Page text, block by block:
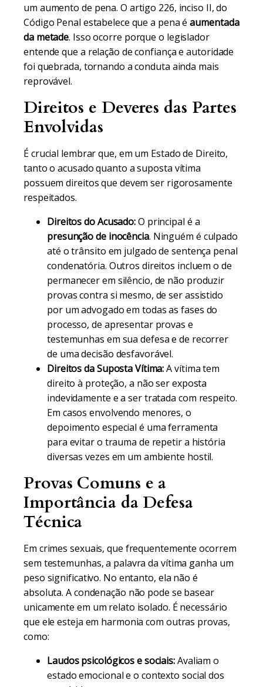
um aumento de pena. O artigo 226, inciso II, do
Código Penal estabelece que a pena éaumentada
da metade. Isso ocorre porque o legislador
entende que a relação de confiança e autoridade
foi quebrada, tornando a conduta ainda mais
reprovável.
Direitos e Deveres das Partes
Envolvidas
É crucial lembrar que, em um Estado de Direito,
tanto o acusado quanto a suposta vítima
possuem direitos que devem ser rigorosamente
respeitados.
Direitos do Acusado:O principal é a
presunção de inocência. Ninguém é culpado
até o trânsito em julgado de sentença penal
condenatória. Outros direitos incluem o de
permanecer em silêncio, de não produzir
provas contra si mesmo, de ser assistido
por um advogado em todas as fases do
processo, de apresentar provas e
testemunhas em sua defesa e de recorrer
de uma decisão desfavorável.
Direitos da Suposta Vítima:A vítima tem
direito à proteção, a não ser exposta
indevidamente e a ser tratada com respeito.
Em casos envolvendo menores, o
depoimento especial é uma ferramenta
para evitar o trauma de repetir a história
diversas vezes em um ambiente hostil.
Provas Comuns e a
Importância da Defesa
Técnica
Em crimes sexuais, que frequentemente ocorrem
sem testemunhas, a palavra da vítima ganha um
peso significativo. No entanto, ela não é
absoluta. A condenação não pode se basear
unicamente em um relato isolado. É necessário
que ele esteja em harmonia com outras provas,
como:
Laudos psicológicos e sociais:Avaliam o
estado emocional e o contexto social dos